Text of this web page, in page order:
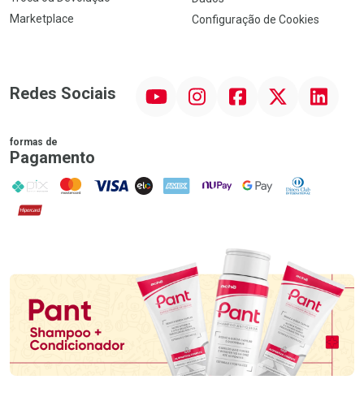
Marketplace
Configuração de Cookies
Redes Sociais InstagramFacebookTwitter Linkedin
formas de
Pagamento
PIX MasterCard
VISA ELO AMEX NuPay Google PayDiners Club
Hipercard
Promoção em Destaque